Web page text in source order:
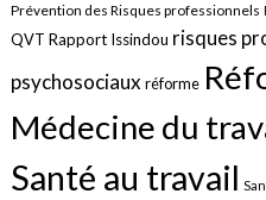
Prévention des Risques professionnels
QVT Rapport Issindou risques
psychosociauxréforme
Médecine du
Santé au travail